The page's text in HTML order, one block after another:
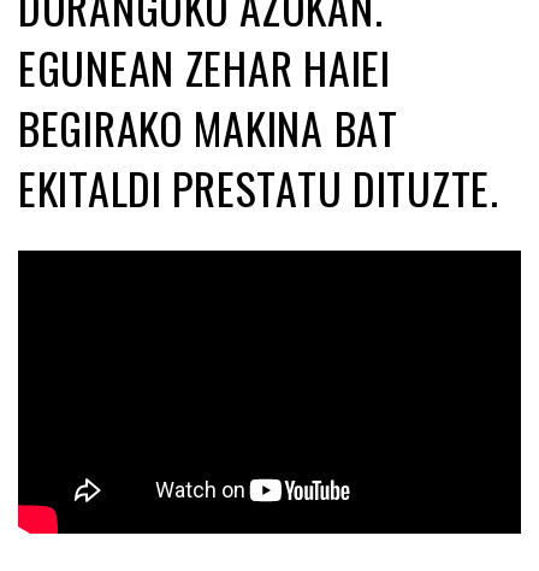
EGUNEAN ZEHAR HAIEI
BEGIRAKO MAKINA BAT
EKITALDI PRESTATU DITUZTE.